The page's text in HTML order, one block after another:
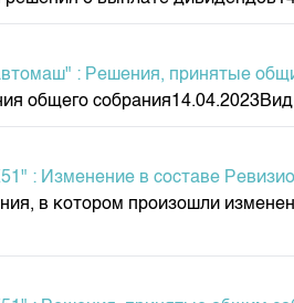
: Решения, принятые
общего
: Изменение в составе
в котором произошли